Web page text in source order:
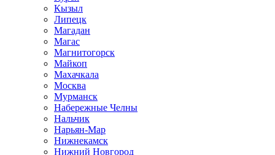
Кызыл
Липецк
Магадан
Магас
Магнитогорск
Майкоп
Махачкала
Москва
Мурманск
Набережные Челны
Нальчик
Нарьян-Мар
Нижнекамск
Нижний Новгород